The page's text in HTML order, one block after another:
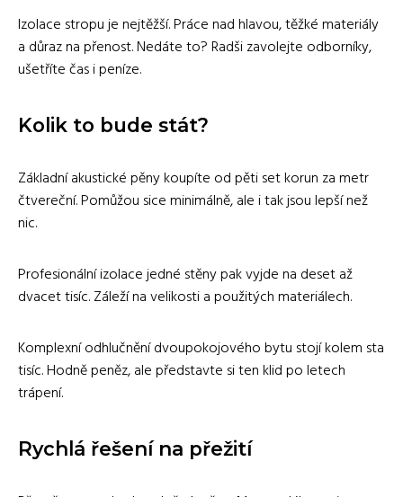
Izolace stropu je nejtěžší. Práce nad hlavou, těžké materiály
a důraz na přenost. Nedáte to? Radši zavolejte odborníky,
ušetříte čas i peníze.
Kolik to bude stát?
Základní akustické pěny koupíte od pěti set korun za metr
čtvereční. Pomůžou sice minimálně, ale i tak jsou lepší než
nic.
Profesionální izolace jedné stěny pak vyjde na deset až
dvacet tisíc. Záleží na velikosti a použitých materiálech.
Komplexní odhlučnění dvoupokojového bytu stojí kolem sta
tisíc. Hodně peněz, ale představte si ten klid po letech
trápení.
Rychlá řešení na přežití